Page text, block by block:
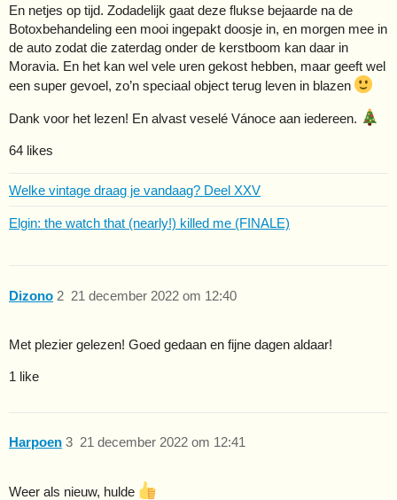
En netjes op tijd. Zodadelijk gaat deze flukse bejaarde na de
Botoxbehandeling een mooi ingepakt doosje in, en morgen mee in
de auto zodat die zaterdag onder de kerstboom kan daar in
Moravia. En het kan wel vele uren gekost hebben, maar geeft wel
een super gevoel, zo’n speciaal object terug leven in blazen
Dank voor het lezen! En alvast veselé Vánoce aan iedereen.
64 likes
Welke vintage draag je vandaag? Deel XXV
Elgin: the watch that (nearly!) killed me (FINALE)
Dizono 21 december 2022 om 12:40
2
Met plezier gelezen! Goed gedaan en fijne dagen aldaar!
1 like
Harpoen 21 december 2022 om 12:41
3
Weer als nieuw, hulde